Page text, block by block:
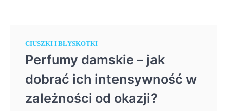
CIUSZKI I BŁYSKOTKI
Perfumy damskie – jak
dobrać ich intensywność w
zależności od okazji?